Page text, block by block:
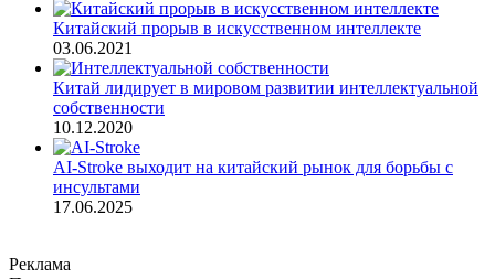
Китайский прорыв в искусственном интеллекте
03.06.2021
Китай лидирует в мировом развитии интеллектуальной
собственности
10.12.2020
AI-Stroke выходит на китайский рынок для борьбы с
инсультами
17.06.2025
Реклама